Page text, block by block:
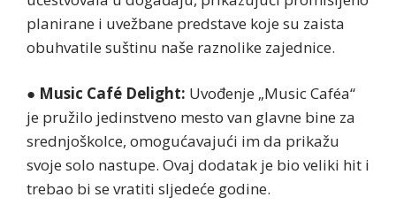
planirane i uvežbane predstave koje su zaista
obuhvatile suštinu naše raznolike zajednice.
● Music Café Delight: Uvođenje „Music Caféa“
je pružilo jedinstveno mesto van glavne bine za
srednjoškolce, omogućavajući im da prikažu
svoje solo nastupe. Ovaj dodatak je bio veliki hit i
trebao bi se vratiti sljedeće godine.